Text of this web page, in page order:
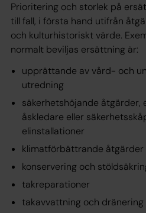
Prioritering och storlek på
till fall, i första hand utifrån
och kulturhistoriskt värde.
normalt beviljas ersättning är:
upprättande av vård- och
utredning
säkerhetshöjande åtgärder,
åskledare eller
elinstallationer
klimatförbättrande åtgärder
konservering och
takreparationer
takavvattning och dränering